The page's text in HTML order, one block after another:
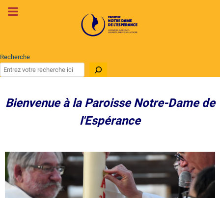
Recherche
Bienvenue à la Paroisse Notre-Dame de
l'Espérance